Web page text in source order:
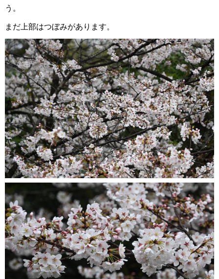
う。
まだ上部はつぼみがあります。